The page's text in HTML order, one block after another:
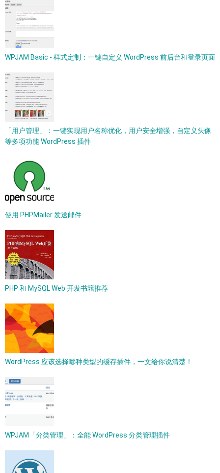
WPJAM Basic - 样式定制：一键自定义 WordPress 前后台和登录页面
「用户管理」：一键实现用户名称优化，用户安全增强，自定义头像
等多项功能 WordPress 插件
使用 PHPMailer 发送邮件
PHP 和 MySQL Web 开发书籍推荐
WordPress 应该选择哪种类型的缓存插件，一文给你说清楚！
WPJAM「分类管理」：全能 WordPress 分类管理插件